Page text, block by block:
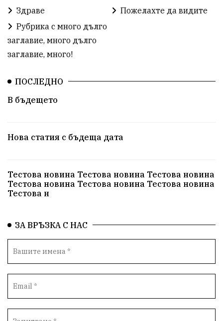
Здраве
Пожелахте да видите
Рубрика с много дълго
заглавие, много дълго
заглавие, много!
ПОСЛЕДНО
В бъдещето
Нова статия с бъдеща дата
Тестова новина Тестова новина Тестова новина
Тестова новина Тестова новина Тестова новина
Тестова н
ЗА ВРЪЗКА С НАС